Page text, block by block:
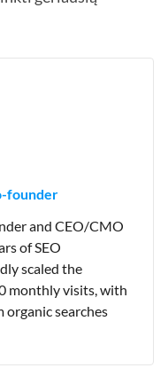
founder
and CEO/CMO
of SEO
scaled the
monthly visits, with
organic searches